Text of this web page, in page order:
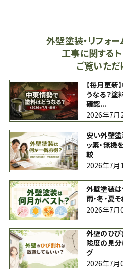
外壁塗装・リフォー
工事に関する
ご覧いただ
【毎月更新
うなる？塗
確認...
2026年7月
安い外壁塗
ッ素・無機
較
2026年7月
外壁塗装は
雨・冬・夏
2026年7月
外壁のひび
険度の見分
グ
2026年7月